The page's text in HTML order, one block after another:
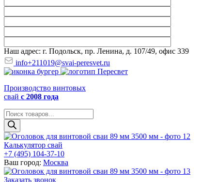
Наш адрес: г. Подольск, пр. Ленина, д. 107/49, офис 339
info+211019@svai-peresvet.ru
Производство винтовых
свай с 2008 года
Поиск
товаров
Калькулятор свай
+7 (495) 104-37-10
Ваш город: Москва
Заказать звонок